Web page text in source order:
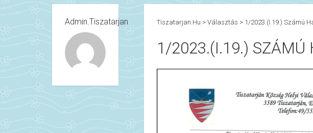
Admin.tiszatarjan Tiszatarjan.hu > Választás > 1/2023.(I.19.) Számú
1/2023.(I.19.) SZÁMÚ